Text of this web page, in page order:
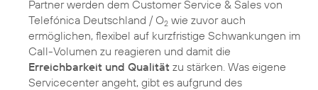
Partner werden dem Customer Service & Sales von
Telefónica Deutschland / O2 wie zuvor auch
ermöglichen, flexibel auf kurzfristige Schwankungen im
Call-Volumen zu reagieren und damit die
Erreichbarkeit und Qualität zu stärken. Was eigene
Servicecenter angeht, gibt es aufgrund des